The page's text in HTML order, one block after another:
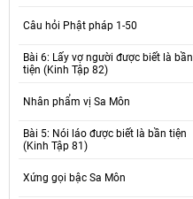
Câu hỏi Phật pháp 1-50
Bài 6: Lấy vợ người được biết là bần
tiện (Kinh Tập 82)
Nhân phẩm vị Sa Môn
Bài 5: Nói láo được biết là bần tiện
(Kinh Tập 81)
Xứng gọi bậc Sa Môn